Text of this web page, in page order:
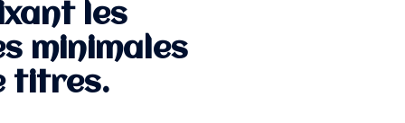
les
minimales
titres.